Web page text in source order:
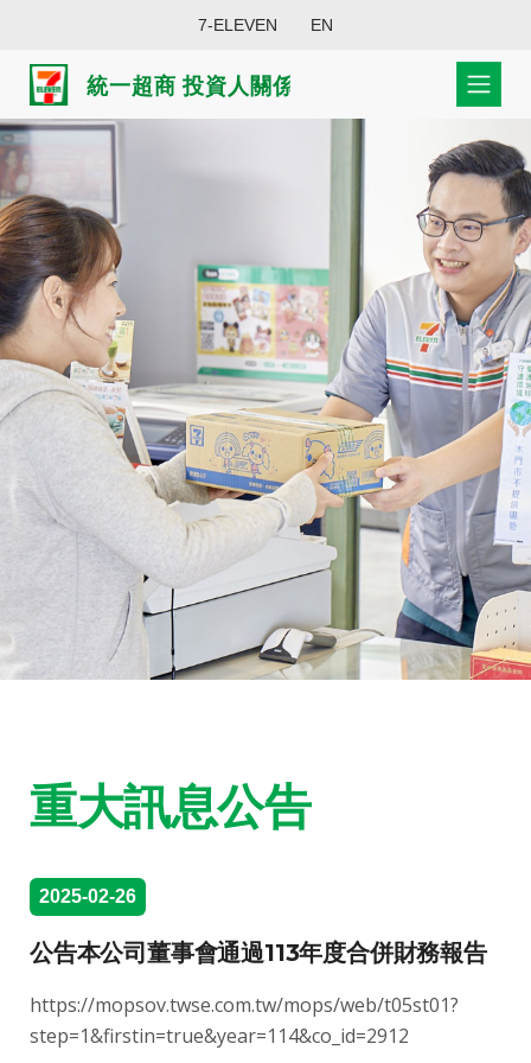
7-ELEVEN EN
重大訊息公告
2025-02-26
公告本公司董事會通過113年度合併財務報告
https://mopsov.twse.com.tw/mops/web/t05st01?
step=1&firstin=true&year=114&co_id=2912